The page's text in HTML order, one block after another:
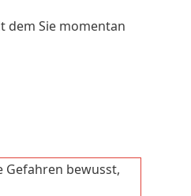
dem Sie momentan
Gefahren bewusst,